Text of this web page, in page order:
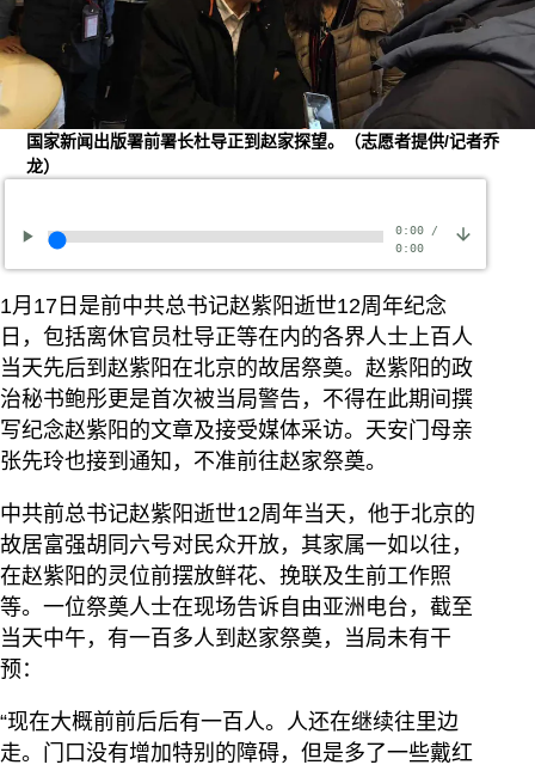
国家新闻出版署前署长杜导正到赵家探望。（志愿者提供/记者乔
龙）
0:00/
0:00
1月17日是前中共总书记赵紫阳逝世12周年纪念
日，包括离休官员杜导正等在内的各界人士上百人
当天先后到赵紫阳在北京的故居祭奠。赵紫阳的政
治秘书鲍彤更是首次被当局警告，不得在此期间撰
写纪念赵紫阳的文章及接受媒体采访。天安门母亲
张先玲也接到通知，不准前往赵家祭奠。
中共前总书记赵紫阳逝世12周年当天，他于北京的
故居富强胡同六号对民众开放，其家属一如以往，
在赵紫阳的灵位前摆放鲜花、挽联及生前工作照
等。一位祭奠人士在现场告诉自由亚洲电台，截至
当天中午，有一百多人到赵家祭奠，当局未有干
预：
“现在大概前前后后有一百人。人还在继续往里边
走。门口没有增加特别的障碍，但是多了一些戴红